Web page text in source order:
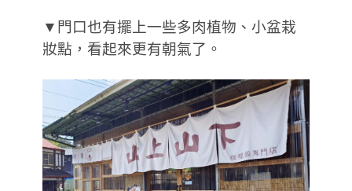
▼門口也有擺上一些多肉植物、小盆栽
妝點，看起來更有朝氣了。